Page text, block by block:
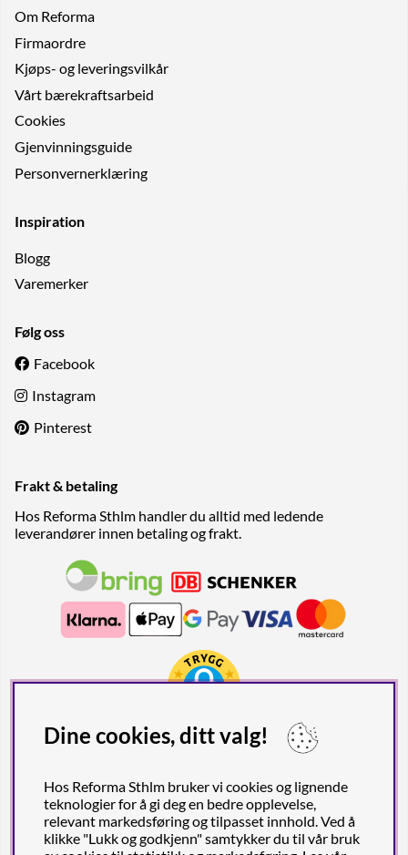
Om Reforma
Firmaordre
Kjøps- og leveringsvilkår
Vårt bærekraftsarbeid
Cookies
Gjenvinningsguide
Personvernerklæring
Inspiration
Blogg
Varemerker
Følg oss
Facebook
Instagram
Pinterest
Frakt & betaling
Hos Reforma Sthlm handler du alltid med ledende
leverandører innen betaling og frakt.
Dine cookies, ditt valg!
Hos Reforma Sthlm bruker vi cookies og lignende
teknologier for å gi deg en bedre opplevelse,
relevant markedsføring og tilpasset innhold. Ved å
klikke "Lukk og godkjenn" samtykker du til vår bruk